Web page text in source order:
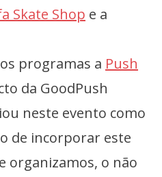
Skate Shop e a
programas a Push
da GoodPush
neste evento como
de incorporar este
organizamos, o não